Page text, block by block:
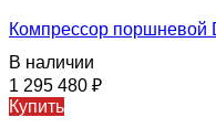
Компрессор поршневой
В наличии
1 295 480 ₽
Купить